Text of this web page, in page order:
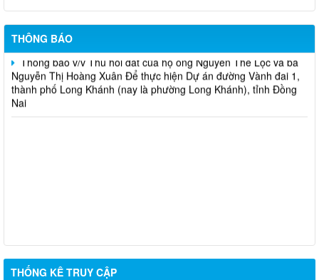
THÔNG BÁO
bà Lưu Thị Trí Để thực hiện Dự án đường Vành đai 1, thành phố
Long Khánh (nay là phường Long Khánh), tỉnh Đồng Nai
Thông báo v/v Thu hồi đất của hộ ông Nguyễn Thế Lộc và bà
Nguyễn Thị Hoàng Xuân Để thực hiện Dự án đường Vành đai 1,
thành phố Long Khánh (nay là phường Long Khánh), tỉnh Đồng
Nai
THỐNG KÊ TRUY CẬP